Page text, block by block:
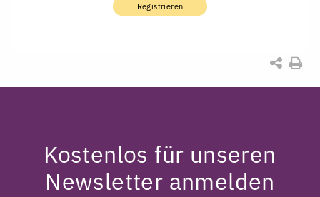
Registrieren
Kostenlos für unseren
Newsletter anmelden